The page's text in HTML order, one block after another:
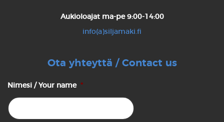
Aukioloajat ma-pe 9:00-14:00
info(a)siljamaki.fi
Ota yhteyttä / Contact us
Nimesi / Your name *